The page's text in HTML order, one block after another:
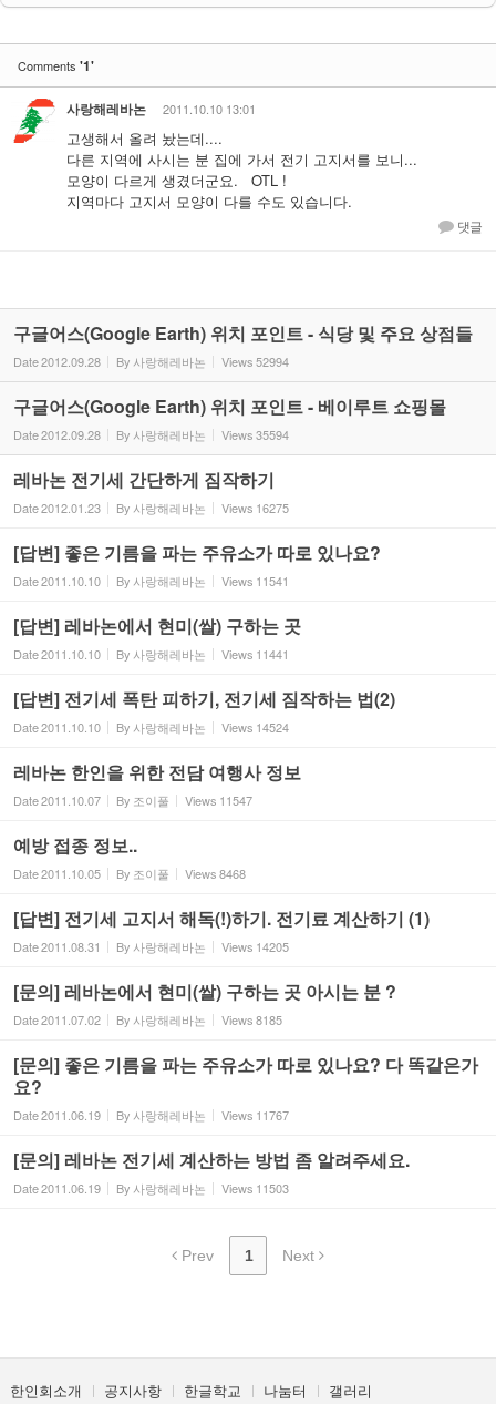
Comments '1'
사랑해레바논 2011.10.10 13:01
고생해서 올려 놨는데....
다른 지역에 사시는 분 집에 가서 전기 고지서를 보니...
모양이 다르게 생겼더군요. OTL !
지역마다 고지서 모양이 다를 수도 있습니다.
댓글
구글어스(Google Earth) 위치 포인트 - 식당 및 주요 상점들
Date2012.09.28 By 사랑해레바논 Views52994
구글어스(Google Earth) 위치 포인트 - 베이루트 쇼핑몰
Date2012.09.28 By 사랑해레바논 Views35594
레바논 전기세 간단하게 짐작하기
Date2012.01.23 By 사랑해레바논 Views 16275
[답변] 좋은 기름을 파는 주유소가 따로 있나요?
Date2011.10.10 By 사랑해레바논 Views 11541
[답변] 레바논에서 현미(쌀) 구하는 곳
Date2011.10.10 By 사랑해레바논 Views 11441
[답변] 전기세 폭탄 피하기, 전기세 짐작하는 법(2)
Date2011.10.10 By 사랑해레바논 Views 14524
레바논 한인을 위한 전담 여행사 정보
Date2011.10.07 By 조이풀 Views 11547
예방 접종 정보..
Date2011.10.05 By 조이풀 Views8468
[답변] 전기세 고지서 해독(!)하기. 전기료 계산하기 (1)
Date2011.08.31 By 사랑해레바논 Views 14205
[문의] 레바논에서 현미(쌀) 구하는 곳 아시는 분 ?
Date2011.07.02 By 사랑해레바논 Views8185
[문의] 좋은 기름을 파는 주유소가 따로 있나요? 다 똑같은가
요?
Date2011.06.19 By 사랑해레바논 Views 11767
[문의] 레바논 전기세 계산하는 방법 좀 알려주세요.
Date2011.06.19 By 사랑해레바논 Views 11503
Prev 1 Next
한인회소개 공지사항 한글학교 나눔터 갤러리